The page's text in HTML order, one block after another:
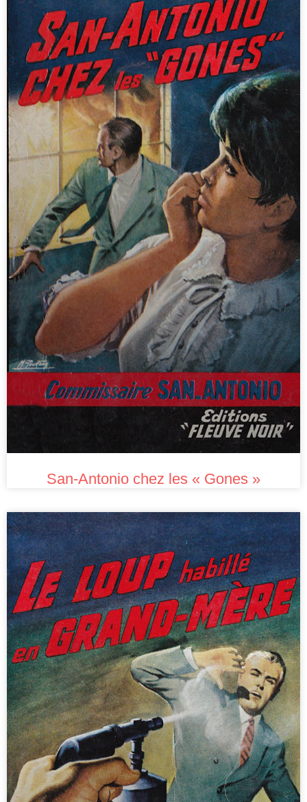
San-Antonio chez les « Gones »